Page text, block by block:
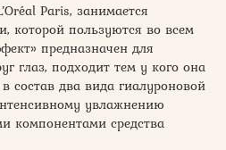
Paris, занимается
которой пользуются во всем
предназначен для
глаз, подходит тем у кого она
состав два вида гиалуроновой
увлажнению
компонентами средства